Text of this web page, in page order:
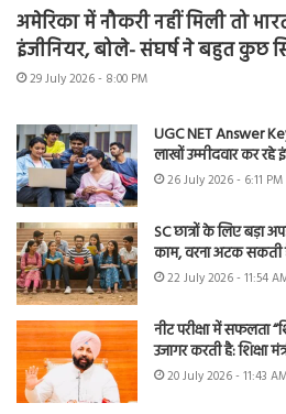
अमेरिका में नौकरी नहीं मिली तो
इंजीनियर, बोले- संघर्ष ने बहुत कुछ
29 July 2026 - 8:00 PM
UGC NET Answer
लाखों उम्मीदवार कर रहे
26 July 2026 - 6:11 PM
SC छात्रों के लिए बड़ा
काम, वरना अटक सकती
22 July 2026 - 11:54
नीट परीक्षा में सफलता
उजागर करती है: शिक्षा
20 July 2026 - 11:43